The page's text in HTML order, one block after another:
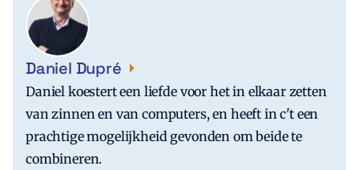
Daniel Dupré
Daniel koestert een liefde voor het in elkaar zetten
van zinnen en van computers, en heeft in c't een
prachtige mogelijkheid gevonden om beide te
combineren.